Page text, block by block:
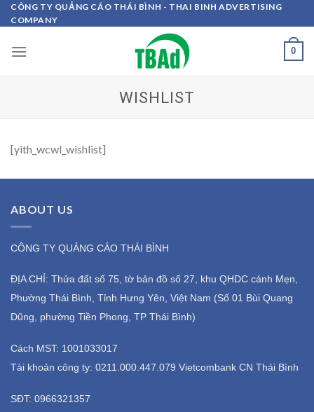
Skip
to
CÔNG TY QUẢNG CÁO THÁI BÌNH - THAI BINH ADVERTISING
COMPANY
0
WISHLIST
[yith_wcwl_wishlist]
ABOUT US
CÔNG TY QUẢNG CÁO THÁI BÌNH
ĐỊA CHỈ: Thửa đất số 75, tờ bản đồ số 27, khu QHDC cánh Mẹn,
Phường Thái Bình, Tỉnh Hưng Yên, Việt Nam (Số 01 Bùi Quang
Dũng, phường Tiền Phong, TP Thái Bình)
Cách MST: 1001033017
Tài khoản công ty: 0211.000.447.079 Vietcombank CN Thái Bình
SĐT: 0966321357